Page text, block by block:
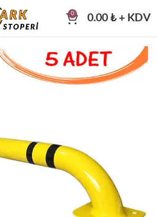
0 0.00 ₺+ KDV